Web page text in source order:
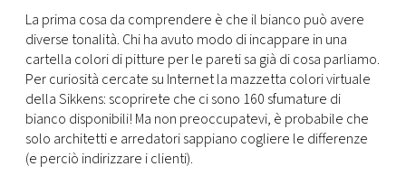
La prima cosa da comprendere è che il bianco può avere
diverse tonalità. Chi ha avuto modo di incappare in una
cartella colori di pitture per le pareti sa già di cosa parliamo.
Per curiosità cercate su Internet la mazzetta colori virtuale
della Sikkens: scoprirete che ci sono 160 sfumature di
bianco disponibili! Ma non preoccupatevi, è probabile che
solo architetti e arredatori sappiano cogliere le differenze
(e perciò indirizzare i clienti).